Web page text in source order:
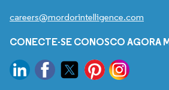
careers@mordorintelligence.com
CONECTE-SE CONOSCO AGORA